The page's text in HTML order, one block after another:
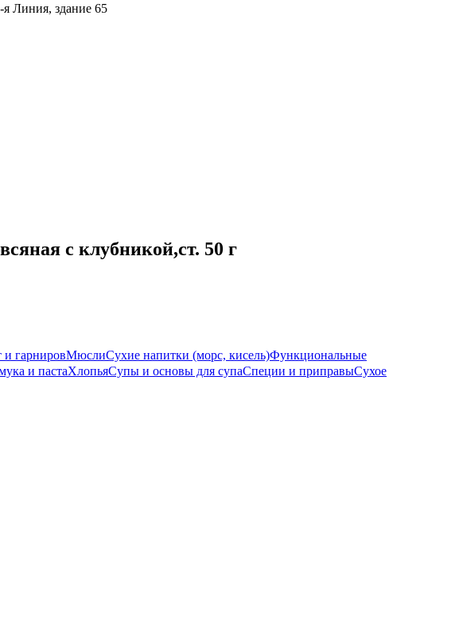
я Линия, здание 65
с клубникой,ст. 50 г
и гарнировМюслиСухие напитки (морс, кисель)Функциональные
и пастаХлопьяСупы и основы для супаСпеции и приправыСухое